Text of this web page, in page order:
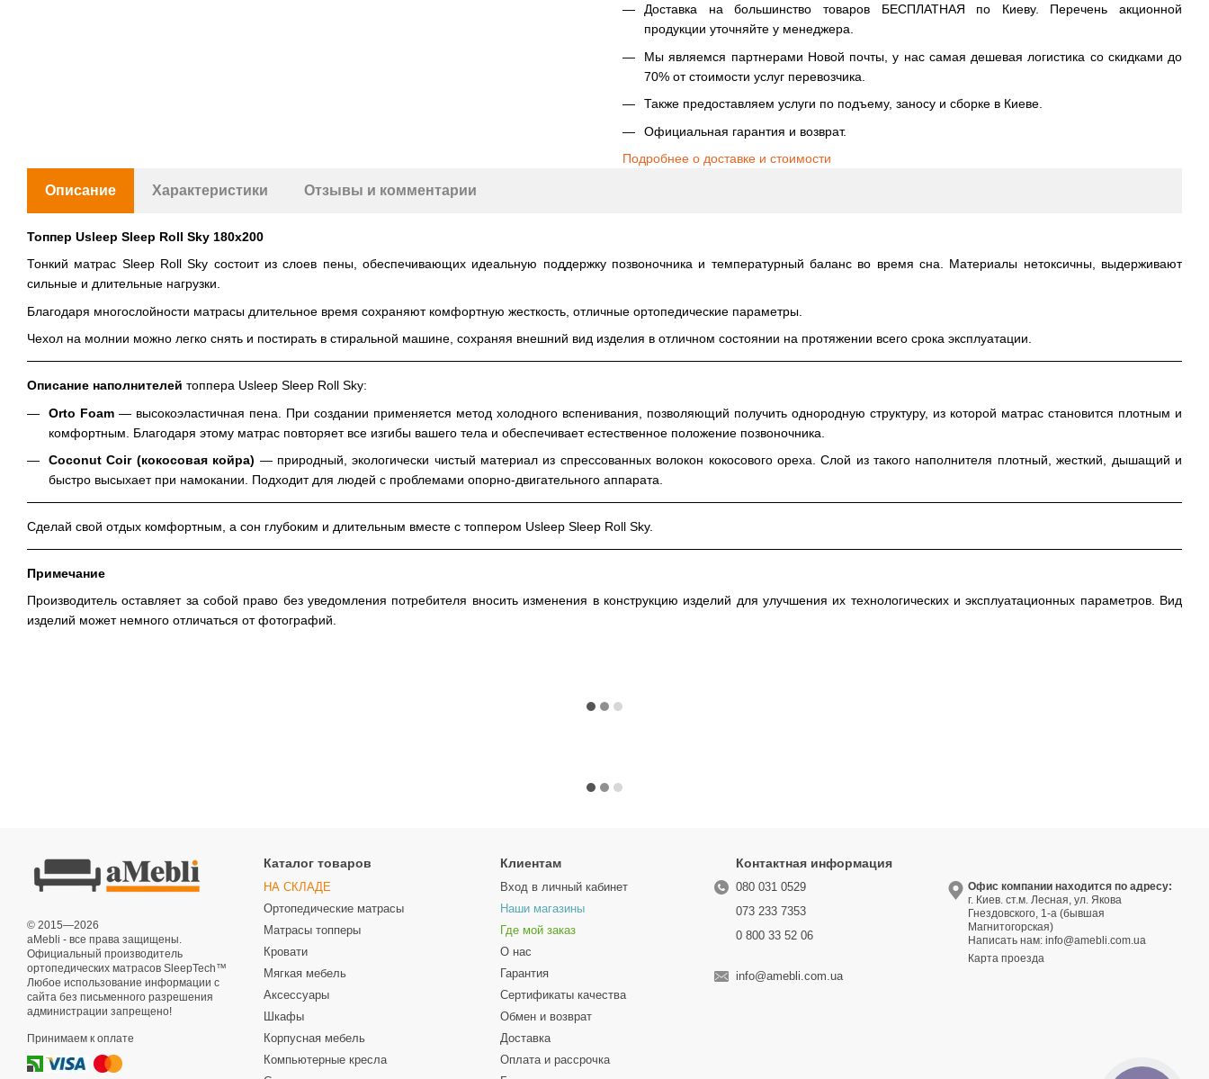
Доставка на большинство товаров БЕСПЛАТНАЯ по Киеву. Перечень акционной
продукции уточняйте у менеджера.
Мы являемся партнерами Новой почты, у нас самая дешевая логистика со скидками до
70% от стоимости услуг перевозчика.
Также предоставляем услуги по подъему, заносу и сборке в Киеве.
Официальная гарантия и возврат.
Подробнее о доставке и стоимости
Описание Характеристики Отзывы и комментарии
Топпер Usleep Sleep Roll Sky 180х200
Тонкий матрас Sleep Roll Sky состоит из слоев пены, обеспечивающих идеальную поддержку позвоночника и температурный баланс во время сна. Материалы нетоксичны, выдерживают
сильные и длительные нагрузки.
Благодаря многослойности матрасы длительное время сохраняют комфортную жесткость, отличные ортопедические параметры.
Чехол на молнии можно легко снять и постирать в стиральной машине, сохраняя внешний вид изделия в отличном состоянии на протяжении всего срока эксплуатации.
Описание наполнителей топпера Usleep Sleep Roll Sky:
Orto Foam — высокоэластичная пена. При создании применяется метод холодного вспенивания, позволяющий получить однородную структуру, из которой матрас становится плотным и
комфортным. Благодаря этому матрас повторяет все изгибы вашего тела и обеспечивает естественное положение позвоночника.
Coconut Coir (кокосовая койра) — природный, экологически чистый материал из спрессованных волокон кокосового ореха. Слой из такого наполнителя плотный, жесткий, дышащий и
быстро высыхает при намокании. Подходит для людей с проблемами опорно-двигательного аппарата.
Сделай свой отдых комфортным, а сон глубоким и длительным вместе с топпером Usleep Sleep Roll Sky.
Примечание
Производитель оставляет за собой право без уведомления потребителя вносить изменения в конструкцию изделий для улучшения их технологических и эксплуатационных параметров. Вид
изделий может немного отличаться от фотографий.
© 2015—2026
aMebli - все права защищены.
Официальный производитель
ортопедических матрасов SleepTech™
Любое использование информации с
сайта без письменного разрешения
администрации запрещено!
Принимаем к оплате
Каталог товаров
НА СКЛАДЕ
Ортопедические матрасы
Матрасы топперы
Кровати
Мягкая мебель
Аксессуары
Шкафы
Корпусная мебель
Компьютерные кресла
Клиентам
Вход в личный кабинет
Наши магазины
Где мой заказ
О нас
Гарантия
Сертификаты качества
Обмен и возврат
Доставка
Оплата и рассрочка
Контактная информация
080 031 0529
073 233 7353
0 800 33 52 06
info@amebli.com.ua
Офис компании находится по адресу:
г. Киев. ст.м. Лесная, ул. Якова
Гнездовского, 1-а (бывшая
Магнитогорская)
Написать нам:info@amebli.com.ua
Карта проезда